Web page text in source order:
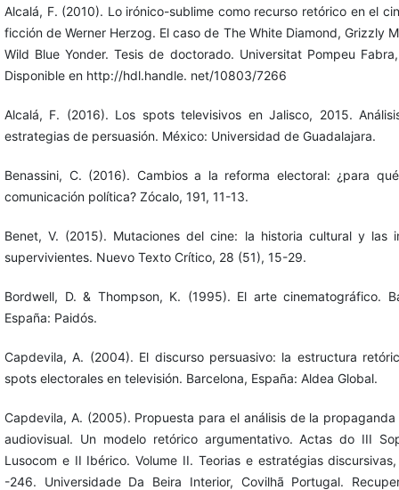
Alcalá, F. (2010). Lo irónico-sublime como recurso retórico en el
ficción de Werner Herzog. El caso de The White Diamond, Grizzly
Wild Blue Yonder. Tesis de doctorado. Universitat Pompeu
Disponible en http://hdl.handle. net/10803/7266
Alcalá, F. (2016). Los spots televisivos en Jalisco, 2015.
estrategias de persuasión. México: Universidad de Guadalajara.
Benassini, C. (2016). Cambios a la reforma electoral: ¿para
comunicación política? Zócalo, 191, 11-13.
Benet, V. (2015). Mutaciones del cine: la historia cultural y las
supervivientes. Nuevo Texto Crítico, 28 (51), 15-29.
Bordwell, D. & Thompson, K. (1995). El arte cinematográfico.
España: Paidós.
Capdevila, A. (2004). El discurso persuasivo: la estructura
spots electorales en televisión. Barcelona, España: Aldea Global.
Capdevila, A. (2005). Propuesta para el análisis de la propaganda
audiovisual. Un modelo retórico argumentativo. Actas do III
Lusocom e II Ibérico. Volume II. Teorias e estratégias
-246. Universidade Da Beira Interior, Covilhã Portugal.